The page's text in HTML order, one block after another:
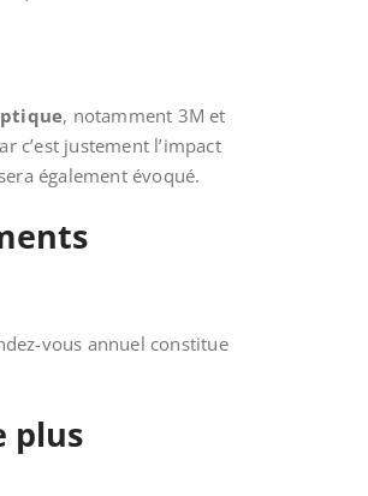
, notamment 3M et
c’est justement l’impact
également évoqué.
vous annuel constitue
plus